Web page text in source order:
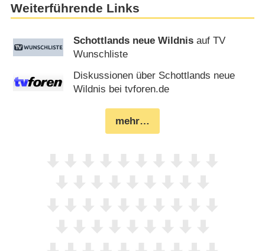
Weiterführende Links
Schottlands neue Wildnis auf TV
Wunschliste
Diskussionen über Schottlands neue
Wildnis bei tvforen.de
mehr…